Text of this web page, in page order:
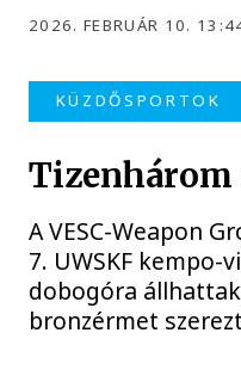
2026. FEBRUÁR 10.
KÜZDŐSPORTOK
Tizenhárom
A VESC-Weapon
7. UWSKF
dobogóra
bronzérmet